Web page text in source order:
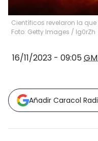
Científicos revelaron la
Foto: Getty Images / Ig0rZh
16/11/2023 - 09:05
Añadir Caracol